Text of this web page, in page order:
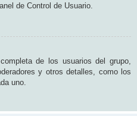
de Control de Usuario.
de los usuarios del grupo,
y otros detalles, como los
uno.